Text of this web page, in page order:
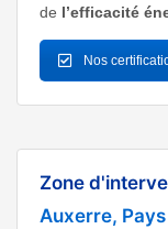
de l’efficacité
Nos
Zone
Auxerre,